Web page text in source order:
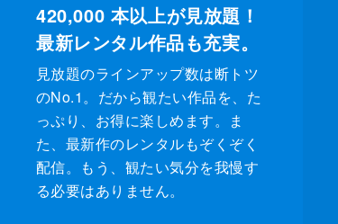
420,000 本以上が見放題！
最新レンタル作品も充実。
見放題のラインアップ数は断トツ
のNo.1。だから観たい作品を、た
っぷり、お得に楽しめます。ま
た、最新作のレンタルもぞくぞく
配信。もう、観たい気分を我慢す
る必要はありません。